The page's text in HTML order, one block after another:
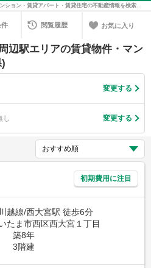
西大宮駅（川越線）・他周辺駅エリアの賃貸マンション・賃貸アパート・賃貸住宅の不動産情報を検索！不動産賃貸の物件探しは、お部屋探しのエイブル
件 閲覧履歴 お気に入り
辺駅エリアの賃貸物件・マン
変更する
し 変更する
初期費用に注目
越線/西大宮駅 徒歩6分
たま市西区西大宮１丁目
築8年
3階建